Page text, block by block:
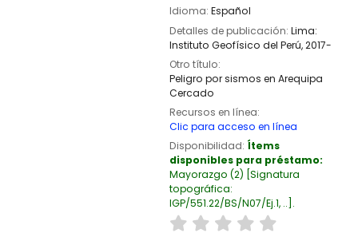
Idioma: Español
Detalles de publicación: Lima:
Instituto Geofísico del Perú,2017-
Otro título:
Peligro por sismos en Arequipa
Cercado
Recursos en línea:
Clic para acceso en línea
Disponibilidad: Ítems
disponibles para préstamo:
Mayorazgo (2) Signatura
topográfica:
IGP/551.22/BS/N07/Ej.1, .. .